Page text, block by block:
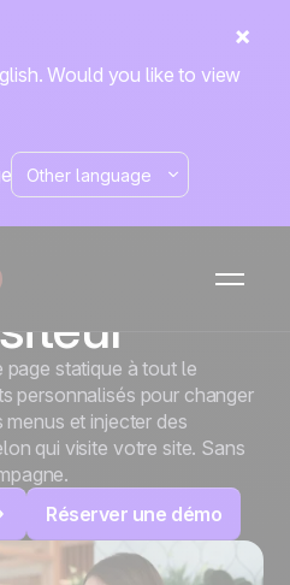
Would you like to view
site
page statique à tout le
personnalisés pour changer
et injecter des
qui visite votre site. Sans
Réserver une démo